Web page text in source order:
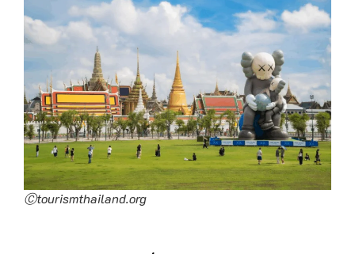
Ⓒtourismthailand.org